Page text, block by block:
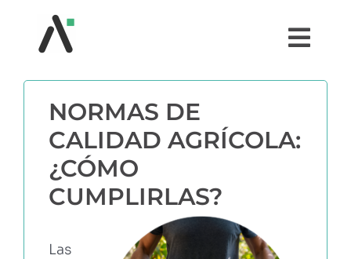
¿QUÉ ES AGRI?
MÓDULOS
TESTIMONIOS
PRECIOS
NORMAS DE
CALIDAD AGRÍCOLA:
¿CÓMO
CUMPLIRLAS?
Las